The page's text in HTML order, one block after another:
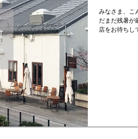
みなさま、こ
だまだ残暑が
店をお待ちし